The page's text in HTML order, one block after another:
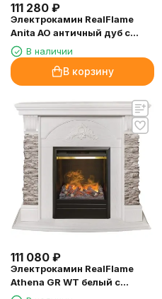
111 280 ₽
Электрокамин RealFlame
Anita AO античный дуб с
очагом 3D Olympic
В наличии
В корзину
111 080 ₽
Электрокамин RealFlame
Athena GR WT белый с
очагом 3D Olympic